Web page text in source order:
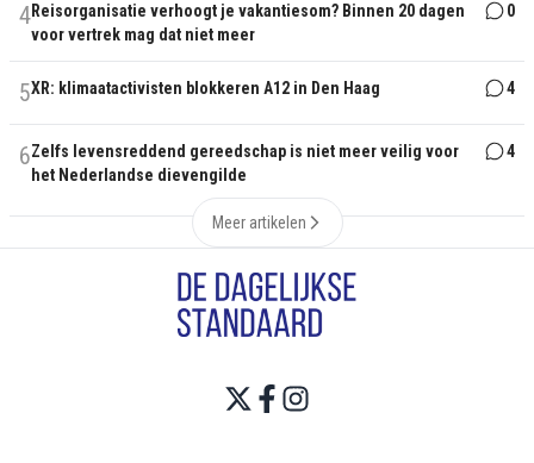
4Reisorganisatie verhoogt je vakantiesom? Binnen 20 dagen
voor vertrek mag dat niet meer
0
5XR: klimaatactivisten blokkeren A12 in Den Haag 4
6Zelfs levensreddend gereedschap is niet meer veilig voor
het Nederlandse dievengilde
4
Meer artikelen